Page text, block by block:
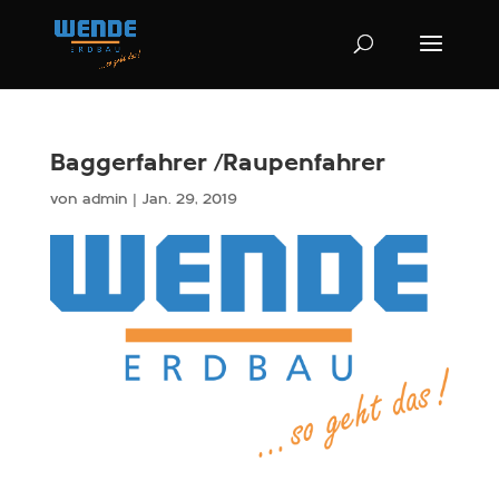
Baggerfahrer /​Raupenfahrer
von admin | Jan. 29, 2019